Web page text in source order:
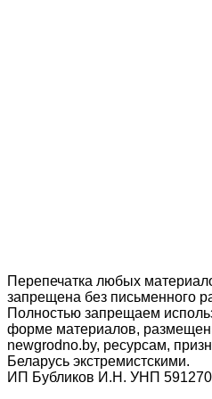
Перепечатка любых
запрещена без письменного
Полностью запрещаем
форме материалов,
newgrodno.by, ресурсам,
Беларусь экстремистскими.
ИП Бубликов И.Н. УНП